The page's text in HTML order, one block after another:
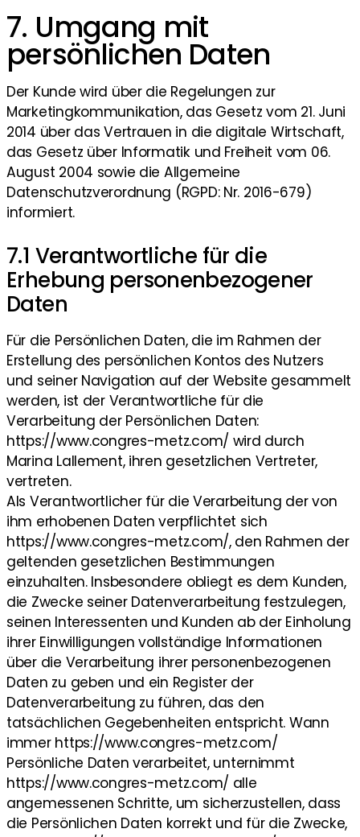
7. Umgang mit
persönlichen Daten
Der Kunde wird über die Regelungen zur
Marketingkommunikation, das Gesetz vom 21. Juni
2014 über das Vertrauen in die digitale Wirtschaft,
das Gesetz über Informatik und Freiheit vom 06.
August 2004 sowie die Allgemeine
Datenschutzverordnung (RGPD: Nr. 2016-679)
informiert.
7.1 Verantwortliche für die
Erhebung personenbezogener
Daten
Für die Persönlichen Daten, die im Rahmen der
Erstellung des persönlichen Kontos des Nutzers
und seiner Navigation auf der Website gesammelt
werden, ist der Verantwortliche für die
Verarbeitung der Persönlichen Daten:
https://www.congres-metz.com/ wird durch
Marina Lallement, ihren gesetzlichen Vertreter,
vertreten.
Als Verantwortlicher für die Verarbeitung der von
ihm erhobenen Daten verpflichtet sich
https://www.congres-metz.com/, den Rahmen der
geltenden gesetzlichen Bestimmungen
einzuhalten. Insbesondere obliegt es dem Kunden,
die Zwecke seiner Datenverarbeitung festzulegen,
seinen Interessenten und Kunden ab der Einholung
ihrer Einwilligungen vollständige Informationen
über die Verarbeitung ihrer personenbezogenen
Daten zu geben und ein Register der
Datenverarbeitung zu führen, das den
tatsächlichen Gegebenheiten entspricht. Wann
immer https://www.congres-metz.com/
Persönliche Daten verarbeitet, unternimmt
https://www.congres-metz.com/ alle
angemessenen Schritte, um sicherzustellen, dass
die Persönlichen Daten korrekt und für die Zwecke,